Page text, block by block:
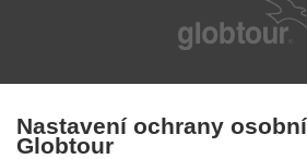
224 94
Nastavení ochrany
Globtour